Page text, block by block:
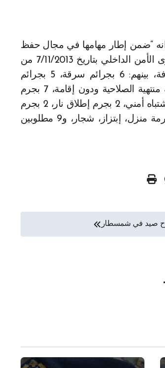
الأمن والنظام ومكافحة الجريمة بمختلف أنواعها، تمكنت قطعات قوى الأمن الداخلي بتاريخ 7/11/2013 من
توقيف 78 شخصا لإرتكابهم أفعالاً جرمية على الأراضي اللبنانية كافة، بينهم: 6 بجرائم سرقة، 5 بجرائم
مخدرات، 28 بجرائم دخول البلاد خلسة وإقامة غير مشروعة وإقامة منتهية الصلاحية ودون إقامة، 7 بجرم
ضرب وإيذاء، 5 بجرم شيك دون رصيد، 4 بجرم إشتباه بقتل،4 بجرم إشتباه أمني، 2 بجرم إطلاق نار، 2 بجرم
مقاومة عناصر قوى أمن، و 6 بجرائم: سلب ونشل، إحتيال، خرق حرمة منزل، إبتزاز، شجار، و9 مطلوبين
صيد في شمسطار